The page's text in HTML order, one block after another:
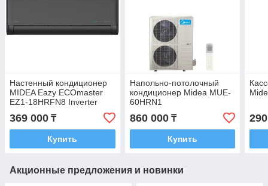
Настенный кондиционер
MIDEA Eazy ECOmaster
EZ1-18HRFN8 Inverter
369 000 ₸
Купить
Напольно-потолочный
кондиционер Midea MUE-
60HRN1
860 000₸
Купить
Акционные предложения и новинки